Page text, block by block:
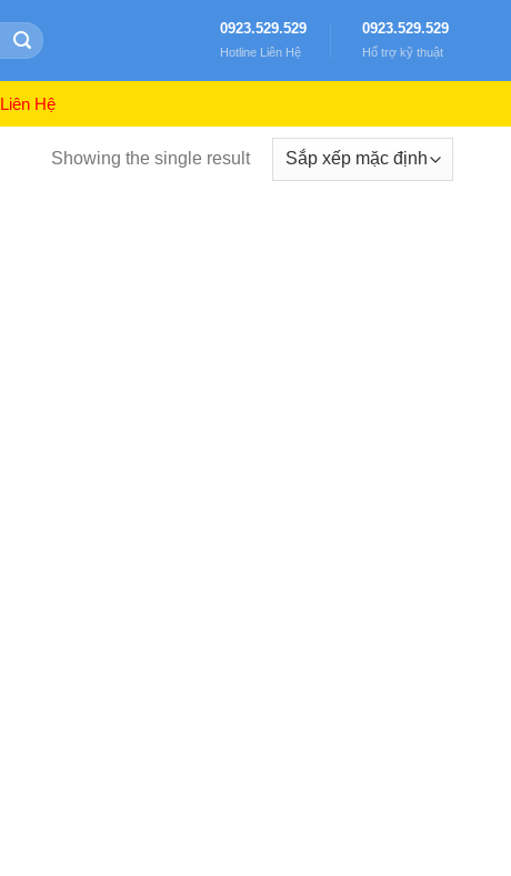
0923.529.529
Hotline Liên Hệ
0923.529.529
Hổ trợ kỹ thuật
Liên Hệ
Showing the single result